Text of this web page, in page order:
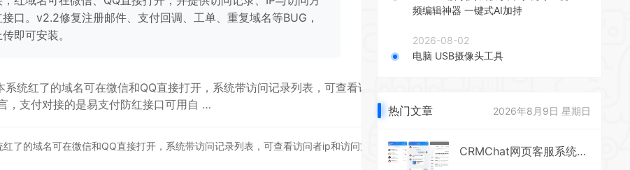
口。v2.2修复注册邮件、支付回调、工单、重复域名等BUG，
即可安装。
统红了的域名可在微信和QQ直接打开，系统带访问记录列表，可查看访问者ip
，支付对接的是易支付防红接口可用自 …
了的域名可在微信和QQ直接打开，系统带访问记录列表，可查看访问者ip和访问方式，
频编辑神器 一键式AI加持
2026-08-02
电脑 USB摄像头工具
热门文章 2026年8月9日 星期日
CRMChat网页客服系统源码-支持H5网页接入